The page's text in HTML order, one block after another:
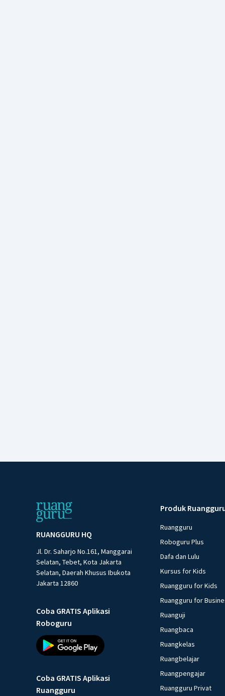
RUANGGURU HQ
Jl. Dr. Saharjo No.161, Manggarai
Selatan, Tebet, Kota Jakarta
Selatan, Daerah Khusus Ibukota
Jakarta 12860
Coba GRATIS Aplikasi
Roboguru
Coba GRATIS Aplikasi
Ruangguru
Produk
Ruangguru
Roboguru Plus
Dafa dan Lulu
Kursus for Kids
Ruangguru for Kids
Ruangguru for
Ruanguji
Ruangbaca
Ruangkelas
Ruangbelajar
Ruangpengajar
Ruangguru Privat